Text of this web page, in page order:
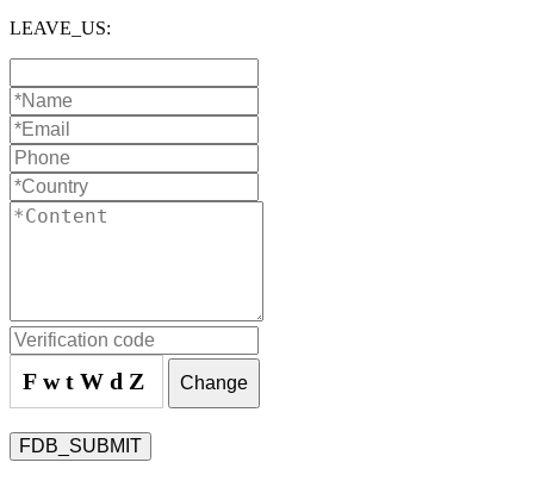
LEAVE_US:
FwtWdZ Change
FDB_SUBMIT